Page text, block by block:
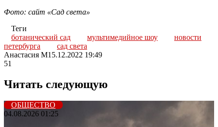
Фото: сайт «Сад света»
Теги
ботанический сад
мультимедийное шоу
новости
петербурга
сад света
Анастасия М15.12.2022 19:49
51
Читать следующую
ОБЩЕСТВО
04.08.2026 01:25